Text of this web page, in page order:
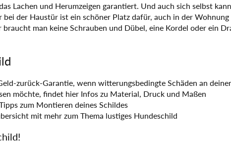
Lachen und Herumzeigen garantiert. Und auch sich selbst
der Haustür ist ein schöner Platz dafür, auch in der Wohnung
man keine Schrauben und Dübel, eine Kordel oder ein
zurück-Garantie, wenn witterungsbedingte Schäden an
möchte, findet hier Infos zu Material, Druck und Maßen
zum Montieren deines Schildes
mit mehr zum Thema lustiges Hundeschild